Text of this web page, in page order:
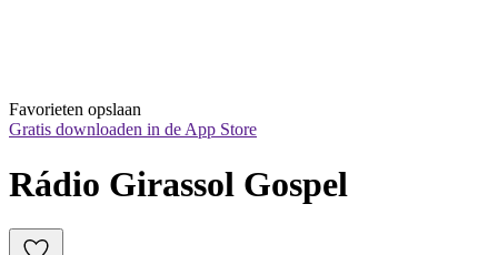
Favorieten opslaan
Gratis downloaden in de App Store